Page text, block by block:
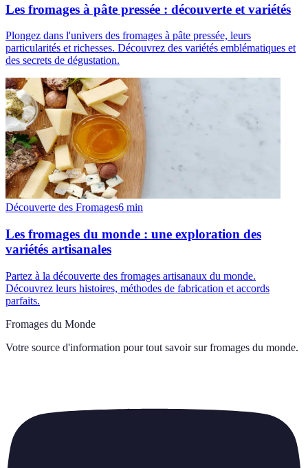
Les fromages à pâte pressée : découverte et variétés
Plongez dans l'univers des fromages à pâte pressée, leurs
particularités et richesses. Découvrez des variétés emblématiques et
des secrets de dégustation.
Découverte des Fromages6 min
Les fromages du monde : une exploration des
variétés artisanales
Partez à la découverte des fromages artisanaux du monde.
Découvrez leurs histoires, méthodes de fabrication et accords
parfaits.
Fromages du Monde
Votre source d'information pour tout savoir sur fromages du monde.